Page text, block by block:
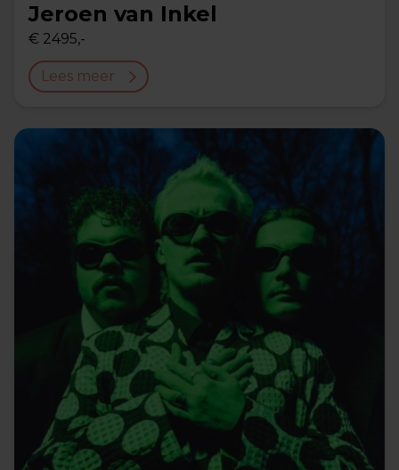
Jeroen van Inkel
€ 2495,-
Lees meer